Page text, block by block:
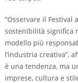
“Osservare il Festival
sostenibilità significa
modello più
l’industria creativa”,
è una tendenza, ma
imprese, cultura e